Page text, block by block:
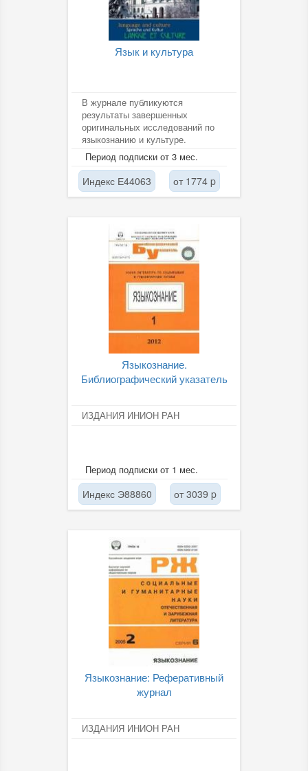
Язык и культура
В журнале публикуются
результаты завершенных
оригинальных исследований по
языкознанию и культуре.
Период подписки от 3 мес.
Индекс Е44063 от 1774 p
Языкознание.
Библиографический указатель
ИЗДАНИЯ ИНИОН РАН
Период подписки от 1 мес.
Индекс Э88860 от 3039 p
Языкознание: Реферативный
журнал
ИЗДАНИЯ ИНИОН РАН